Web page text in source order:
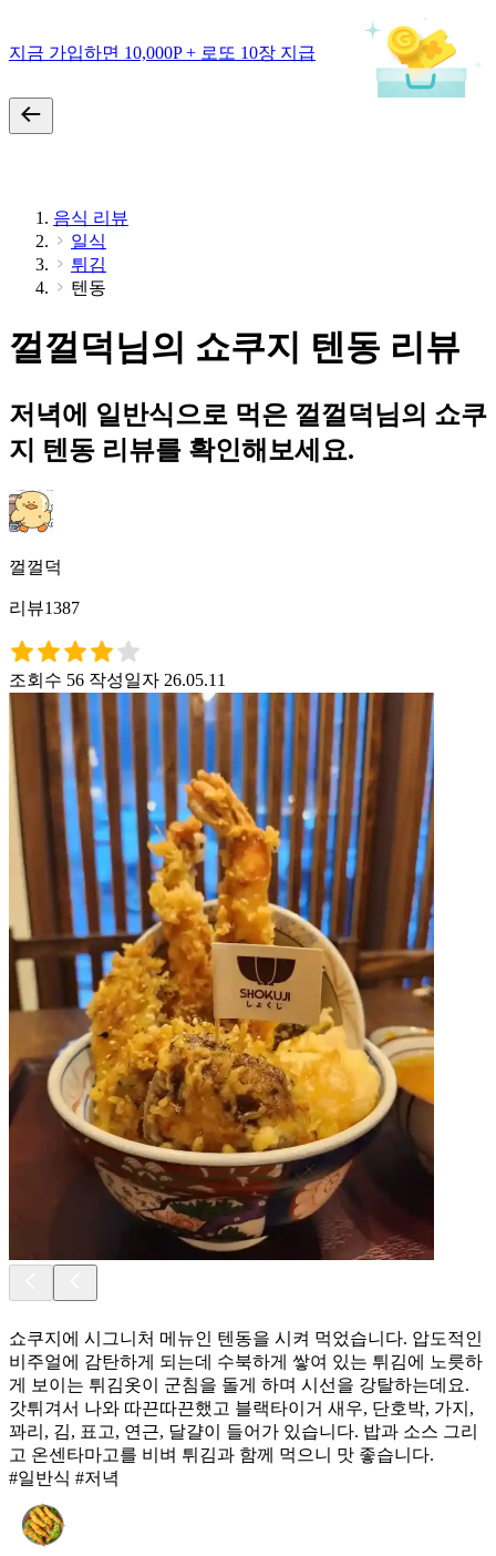
지금 가입하면 10,000P + 로또 10장 지급
음식 리뷰
일식
튀김
텐동
껄껄덕님의 쇼쿠지 텐동 리뷰
저녁에 일반식으로 먹은 껄껄덕님의 쇼쿠
지 텐동 리뷰를 확인해보세요.
껄껄덕
리뷰1387
조회수 56 작성일자 26.05.11
쇼쿠지에 시그니처 메뉴인 텐동을 시켜 먹었습니다. 압도적인
비주얼에 감탄하게 되는데 수북하게 쌓여 있는 튀김에 노릇하
게 보이는 튀김옷이 군침을 돌게 하며 시선을 강탈하는데요.
갓튀겨서 나와 따끈따끈했고 블랙타이거 새우, 단호박, 가지,
꽈리, 김, 표고, 연근, 달걀이 들어가 있습니다. 밥과 소스 그리
고 온센타마고를 비벼 튀김과 함께 먹으니 맛 좋습니다.
#일반식 #저녁